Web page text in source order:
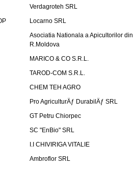
Verdagroteh SRL
Locarno SRL
Asociatia Nationala a Apicultorilor din
R.Moldova
MARICO & CO S.R.L.
TAROD-COM S.R.L.
CHEM TEH AGRO
Pro AgriculturÄƒ DurabilÄƒ SRL
GT Petru Chiorpec
SC "EnBio" SRL
I.I CHIVIRIGA VITALIE
Ambroflor SRL